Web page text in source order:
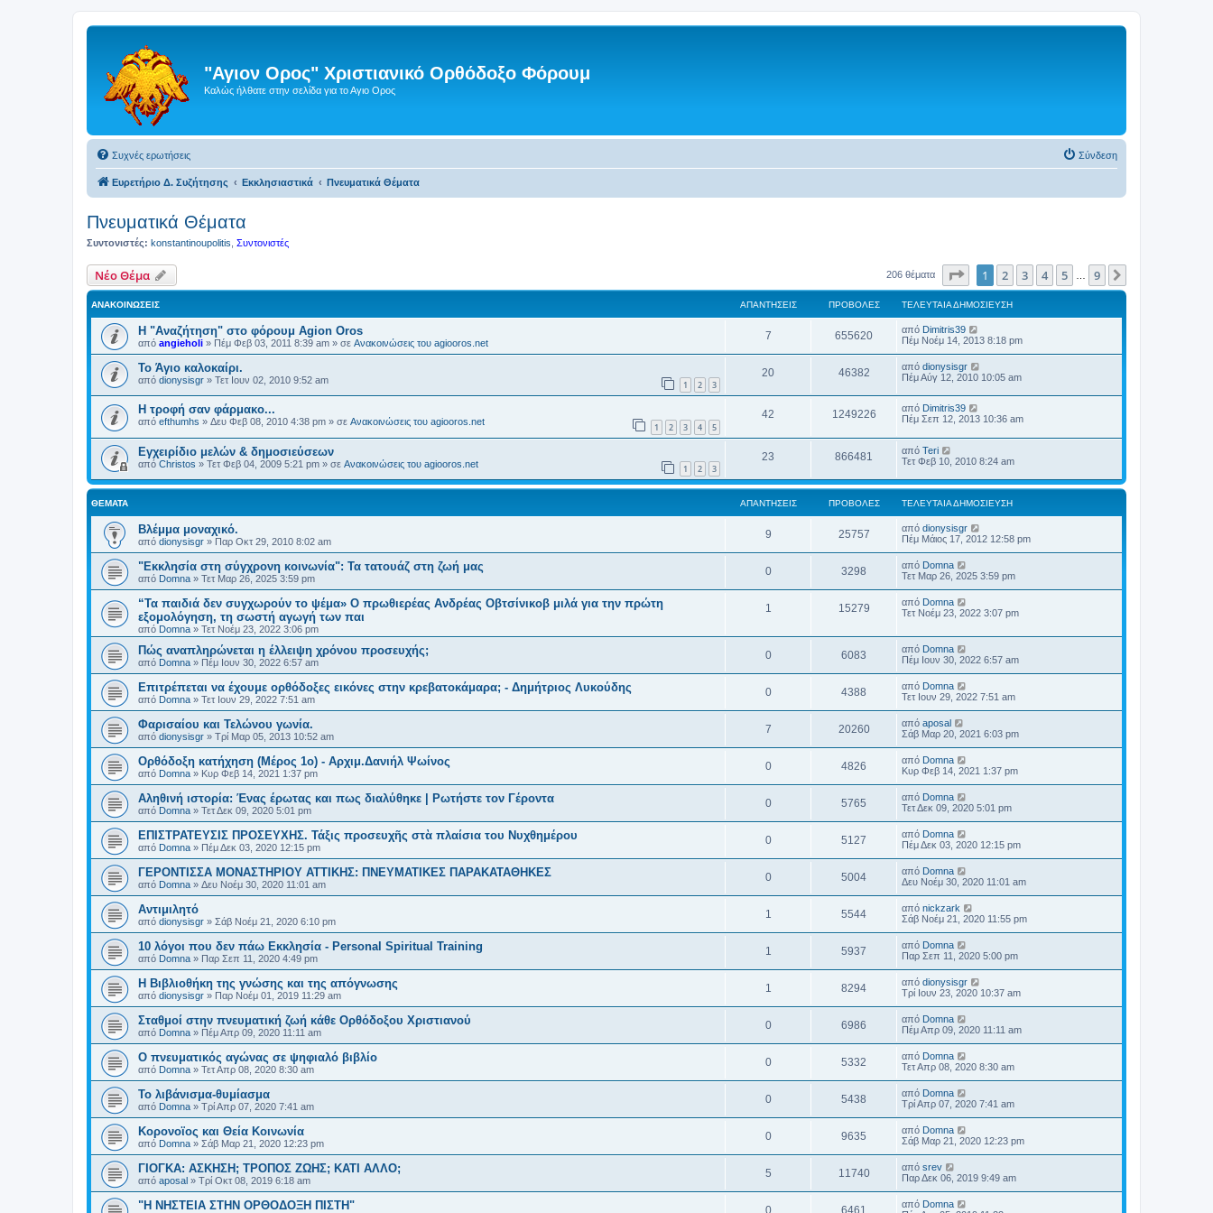
"Αγιον Ορος" Χριστιανικό Ορθόδοξο Φόρουμ
Καλώς ήλθατε στην σελίδα για το Αγιο Ορος
Συχνές ερωτήσεις Σύνδεση
Ευρετήριο Δ. Συζήτησης Εκκλησιαστικά Πνευματικά Θέματα
Πνευματικά Θέματα
Συντονιστές: konstantinoupolitis Συντονιστές
Νέο Θέμα 206 θέματα Σελίδα1 από 9
1 2 3 4 5 9
ΑΝΑΚΟΙΝΏΣΕΙΣ ΑΠΑΝΤΉΣΕΙΣ ΠΡΟΒΟΛΈΣ ΤΕΛΕΥΤΑΊΑ ΔΗΜΟΣΊΕΥΣΗ
Η "Αναζήτηση" στο φόρουμ Agion Oros
από angieholi » Πέμ Φεβ 03, 2011 8:39 am » σε Ανακοινώσεις του agiooros.net
7 655620 από Dimitris39
Πέμ Νοέμ 14, 2013 8:18 pm
Το Άγιο καλοκαίρι.
από dionysisgr » Τετ Ιουν 02, 2010 9:52 am 1 2 3
20 46382 από dionysisgr
Πέμ Αύγ 12, 2010 10:05 am
H τροφή σαν φάρμακο...
από efthumhs » Δευ Φεβ 08, 2010 4:38 pm » σε Ανακοινώσεις του agiooros.net 1 2 3 4 5
42 1249226 από Dimitris39
Πέμ Σεπ 12, 2013 10:36 am
Εγχειρίδιο μελών & δημοσιεύσεων
από Christos » Τετ Φεβ 04, 2009 5:21 pm » σε Ανακοινώσεις του agiooros.net 1 2 3
23 866481 από Teri
Τετ Φεβ 10, 2010 8:24 am
ΘΈΜΑΤΑ ΑΠΑΝΤΉΣΕΙΣ ΠΡΟΒΟΛΈΣ ΤΕΛΕΥΤΑΊΑ ΔΗΜΟΣΊΕΥΣΗ
Βλέμμα μοναχικό.
από dionysisgr » Παρ Οκτ 29, 2010 8:02 am
9 25757 από dionysisgr
Πέμ Μάιος 17, 2012 12:58 pm
"Εκκλησία στη σύγχρονη κοινωνία": Τα τατουάζ στη ζωή μας
από Domna » Τετ Μαρ 26, 2025 3:59 pm
0 3298 από Domna
Τετ Μαρ 26, 2025 3:59 pm
“Τα παιδιά δεν συγχωρούν το ψέμα» Ο πρωθιερέας Ανδρέας Οβτσίνικοβ μιλά για την πρώτη
εξομολόγηση, τη σωστή αγωγή των παι
από Domna » Τετ Νοέμ 23, 2022 3:06 pm
1 15279 από Domna
Τετ Νοέμ 23, 2022 3:07 pm
Πώς αναπληρώνεται η έλλειψη χρόνου προσευχής;
από Domna » Πέμ Ιουν 30, 2022 6:57 am
0 6083 από Domna
Πέμ Ιουν 30, 2022 6:57 am
Επιτρέπεται να έχουμε ορθόδοξες εικόνες στην κρεβατοκάμαρα; - Δημήτριος Λυκούδης
από Domna » Τετ Ιουν 29, 2022 7:51 am
0 4388 από Domna
Τετ Ιουν 29, 2022 7:51 am
Φαρισαίου και Τελώνου γωνία.
από dionysisgr » Τρί Μαρ 05, 2013 10:52 am
7 20260 από aposal
Σάβ Μαρ 20, 2021 6:03 pm
Ορθόδοξη κατήχηση (Μέρος 1ο) - Αρχιμ.Δανιήλ Ψωίνος
από Domna » Κυρ Φεβ 14, 2021 1:37 pm
0 4826 από Domna
Κυρ Φεβ 14, 2021 1:37 pm
Αληθινή ιστορία: Ένας έρωτας και πως διαλύθηκε | Ρωτήστε τον Γέροντα
από Domna » Τετ Δεκ 09, 2020 5:01 pm
0 5765 από Domna
Τετ Δεκ 09, 2020 5:01 pm
ΕΠΙΣΤΡΑΤΕΥΣΙΣ ΠΡΟΣΕΥΧΗΣ. Τάξις προσευχῆς στὰ πλαίσια του Νυχθημέρου
από Domna » Πέμ Δεκ 03, 2020 12:15 pm
0 5127 από Domna
Πέμ Δεκ 03, 2020 12:15 pm
ΓΕΡΟΝΤΙΣΣΑ ΜΟΝΑΣΤΗΡΙΟΥ ΑΤΤΙΚΗΣ: ΠΝΕΥΜΑΤΙΚΕΣ ΠΑΡΑΚΑΤΑΘΗΚΕΣ
από Domna » Δευ Νοέμ 30, 2020 11:01 am
0 5004 από Domna
Δευ Νοέμ 30, 2020 11:01 am
Αντιμιλητό
από dionysisgr » Σάβ Νοέμ 21, 2020 6:10 pm
1 5544 από nickzark
Σάβ Νοέμ 21, 2020 11:55 pm
10 λόγοι που δεν πάω Εκκλησία - Personal Spiritual Training
από Domna » Παρ Σεπ 11, 2020 4:49 pm
1 5937 από Domna
Παρ Σεπ 11, 2020 5:00 pm
Η Βιβλιοθήκη της γνώσης και της απόγνωσης
από dionysisgr » Παρ Νοέμ 01, 2019 11:29 am
1 8294 από dionysisgr
Τρί Ιουν 23, 2020 10:37 am
Σταθμοί στην πνευματική ζωή κάθε Ορθόδοξου Χριστιανού
από Domna » Πέμ Απρ 09, 2020 11:11 am
0 6986 από Domna
Πέμ Απρ 09, 2020 11:11 am
Ο πνευματικός αγώνας σε ψηφιαλό βιβλίο
από Domna » Τετ Απρ 08, 2020 8:30 am
0 5332 από Domna
Τετ Απρ 08, 2020 8:30 am
Το λιβάνισμα-θυμίασμα
από Domna » Τρί Απρ 07, 2020 7:41 am
0 5438 από Domna
Τρί Απρ 07, 2020 7:41 am
Κορονοϊος και Θεία Κοινωνία
από Domna » Σάβ Μαρ 21, 2020 12:23 pm
0 9635 από Domna
Σάβ Μαρ 21, 2020 12:23 pm
ΓΙΟΓΚΑ: ΑΣΚΗΣΗ; ΤΡΟΠΟΣ ΖΩΗΣ; ΚΑΤΙ ΑΛΛΟ;
από aposal » Τρί Οκτ 08, 2019 6:18 am
5 11740 από srev
Παρ Δεκ 06, 2019 9:49 am
"Η ΝΗΣΤΕΙΑ ΣΤΗΝ ΟΡΘΟΔΟΞΗ ΠΙΣΤΗ" από Domna